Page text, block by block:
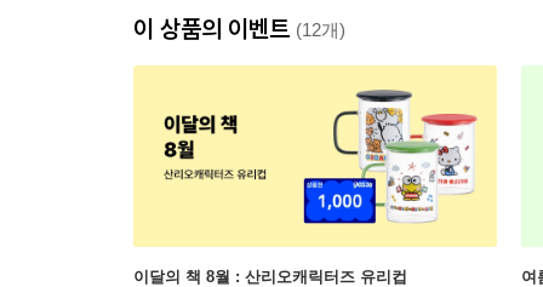
이 상품의 이벤트 (12개)
이달의 책 8월 : 산리오캐릭터즈 유리컵 여